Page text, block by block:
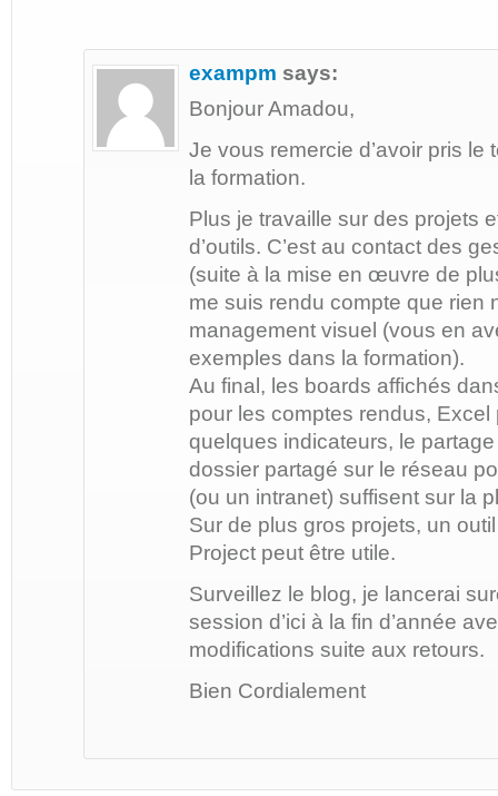
exampm says:
Bonjour Amadou,
Je vous remercie d’avoir pris le
la formation.
Plus je travaille sur des projets
d’outils. C’est au contact des
(suite à la mise en œuvre de
me suis rendu compte que rien
management visuel (vous en
exemples dans la formation).
Au final, les boards affichés
pour les comptes rendus, Excel
quelques indicateurs, le partage
dossier partagé sur le réseau
(ou un intranet) suffisent sur la
Sur de plus gros projets, un
Project peut être utile.
Surveillez le blog, je lancerai
session d’ici à la fin d’année
modifications suite aux retours.
Bien Cordialement